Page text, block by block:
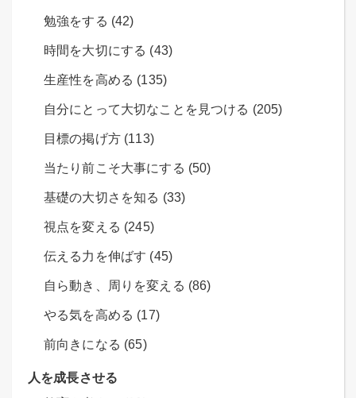
勉強をする (42)
時間を大切にする (43)
生産性を高める (135)
自分にとって大切なことを見つける (205)
目標の掲げ方 (113)
当たり前こそ大事にする (50)
基礎の大切さを知る (33)
視点を変える (245)
伝える力を伸ばす (45)
自ら動き、周りを変える (86)
やる気を高める (17)
前向きになる (65)
人を成長させる